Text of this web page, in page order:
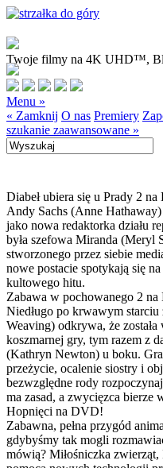
Twoje filmy na 4K UHD™,
Menu »
« Zamknij O nas Premiery
szukanie zaawansowane »
Diabeł ubiera się u Prady 2
Andy Sachs (Anne
jako nowa redaktorka działu
była szefowa Miranda (Meryl
stworzonego przez siebie
nowe postacie spotykają się
kultowego hitu.
Zabawa w pochowanego 2
Niedługo po krwawym starciu
Weaving) odkrywa, że
koszmarnej gry, tym razem z
(Kathryn Newton) u boku.
przeżycie, ocalenie siostry i
bezwzględne rody
ma zasad, a zwycięzca bierze
Hopnięci na DVD!
Zabawna, pełna przygód
gdybyśmy tak mogli
mówią? Miłośniczka